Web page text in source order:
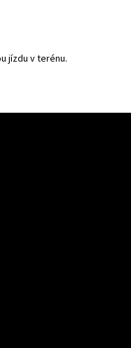
jízdu v terénu.